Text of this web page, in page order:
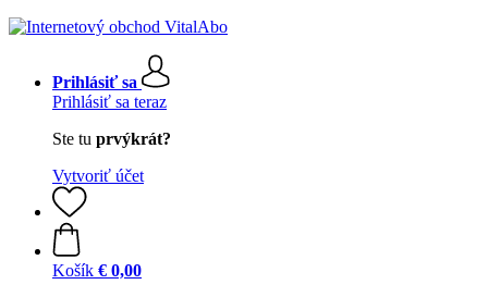
Prihlásiť sa
Prihlásiť sa teraz
Ste tu prvýkrát?
Vytvoriť účet
Košík € 0,00